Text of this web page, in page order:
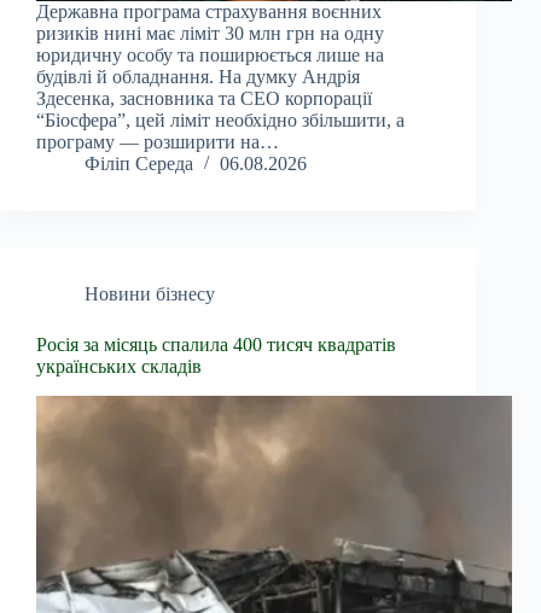
Державна програма страхування воєнних
ризиків нині має ліміт 30 млн грн на одну
юридичну особу та поширюється лише на
будівлі й обладнання. На думку Андрія
Здесенка, засновника та CEO корпорації
“Біосфера”, цей ліміт необхідно збільшити, а
програму — розширити на…
Філіп Середа
06.08.2026
Новини бізнесу
Росія за місяць спалила 400 тисяч квадратів
українських складів